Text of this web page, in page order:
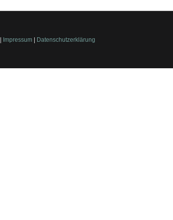
Impressum Datenschutzerklärung